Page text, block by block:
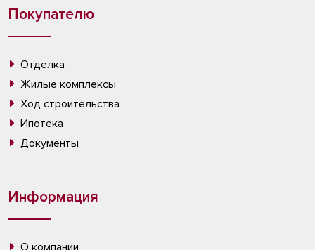
Покупателю
Отделка
Жилые комплексы
Ход строительства
Ипотека
Документы
Информация
О компании